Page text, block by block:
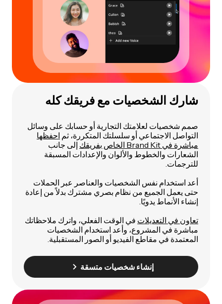
شارك الشخصيات مع فريقك كله
صمم شخصيات لعلامتك التجارية أو حسابك على وسائل
التواصل الاجتماعي أو سلسلتك المتكررة، ثم احفظها
مباشرة في Brand Kit الخاص بفريقك
إلى جانب
الشعارات والخطوط والألوان والإعدادات المسبقة
للترجمات.
أعد استخدام نفس الشخصيات والعناصر عبر الحملات
حتى يعمل الجميع من نظام بصري مشترك بدلاً من إعادة
إنشاء الأنماط يدويًا.
تعاون في التعديلات في الوقت الفعلي، واترك ملاحظاتك
مباشرة في المشروع، وأعد استخدام الشخصيات
المعتمدة في مقاطع الفيديو أو الصور المستقبلية.
إنشاء شخصيات متسقة